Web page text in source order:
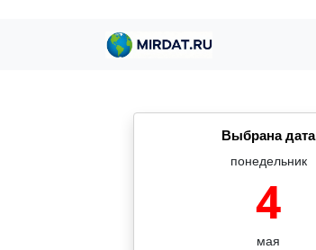
Выбрана дата
понедельник
4
мая